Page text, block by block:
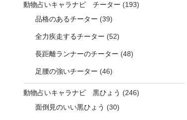
動物占いキャラナビ チーター (193)
品格のあるチーター (39)
全力疾走するチーター (52)
長距離ランナーのチーター (48)
足腰の強いチーター (46)
動物占いキャラナビ 黒ひょう (246)
面倒見のいい黒ひょう (30)